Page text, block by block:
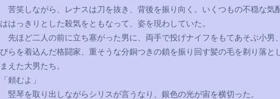
苦笑しながら、レナスは刀を抜き、背後を振り向く。いくつもの不穏な気
ははっきりとした殺気をともなって、姿を現わしていた。
先ほど二人の前に立ち塞がった男に、両手で投げナイフをもてあそぶ小男
びらを着込んだ格闘家、重そうな分銅つきの鎖を振り回す髪の毛を剃り落と
まえた大男たち。
「頼むよ」
竪琴を取り出しながらシリスが言うなり、銀色の光が宙を横切った。